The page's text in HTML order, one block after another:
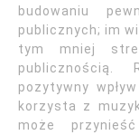
budowaniu
publicznych; im
tym mniej
publicznością.
pozytywny
korzysta z
może